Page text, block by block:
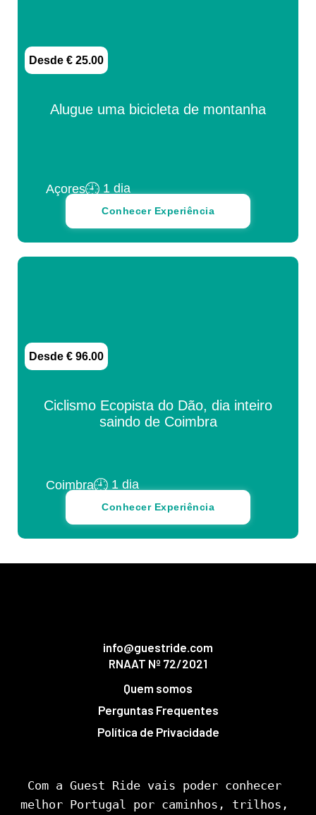
Desde € 25.00
Alugue uma bicicleta de montanha
Açores 1 dia
Conhecer Experiência
Desde € 96.00
Ciclismo Ecopista do Dão, dia inteiro
saindo de Coimbra
Coimbra 1 dia
Conhecer Experiência
info@guestride.com
RNAAT Nº 72/2021
Quem somos
Perguntas Frequentes
Política de Privacidade
Com a Guest Ride vais poder conhecer
melhor Portugal por caminhos, trilhos,